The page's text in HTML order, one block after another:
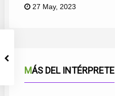
27 May, 2023
MÁS DEL INTÉRPRETE